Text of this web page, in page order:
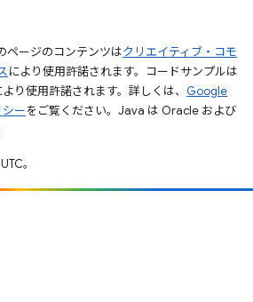
ページのコンテンツはクリエイティブ・コモ
により使用許諾されます。コードサンプルは
より使用許諾されます。詳しくは、 Google
ーをご覧ください。Java は Oracle および
。